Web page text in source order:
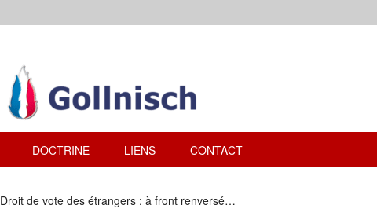
DOCTRINE LIENS CONTACT
Droit de vote des étrangers : à front renversé…